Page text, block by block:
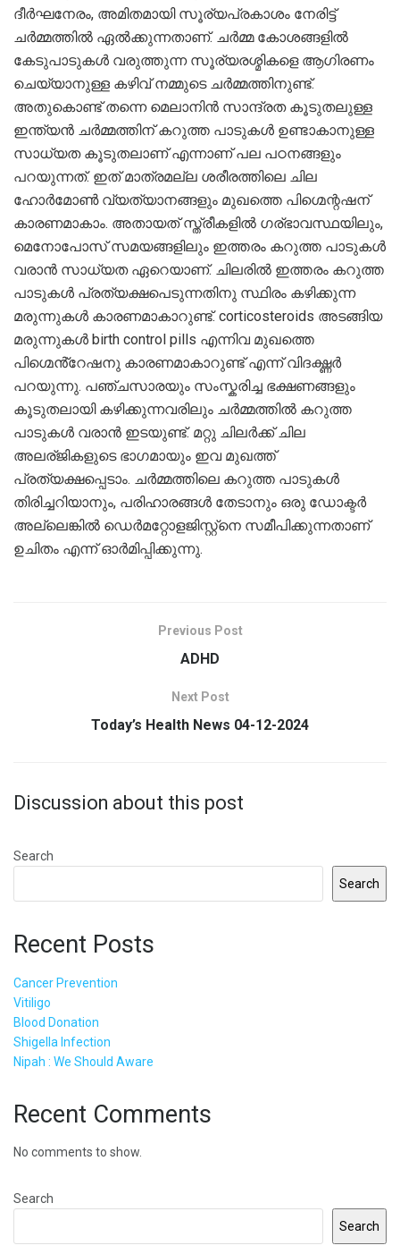
ദീർഘനേരം, അമിതമായി സൂര്യപ്രകാശം നേരിട്ട്
ചർമ്മത്തിൽ ഏൽക്കുന്നതാണ്. ചർമ്മ കോശങ്ങളിൽ
കേടുപാടുകൾ വരുത്തുന്ന സൂര്യരശ്മികളെ ആഗിരണം
ചെയ്യാനുള്ള കഴിവ് നമ്മുടെ ചർമ്മത്തിനുണ്ട്.
അതുകൊണ്ട് തന്നെ മെലാനിൻ സാന്ദ്രത കൂടുതലുള്ള
ഇന്ത്യൻ ചർമ്മത്തിന് കറുത്ത പാടുകൾ ഉണ്ടാകാനുള്ള
സാധ്യത കൂടുതലാണ് എന്നാണ് പല പഠനങ്ങളും
പറയുന്നത്. ഇത് മാത്രമല്ല ശരീരത്തിലെ ചില
ഹോർമോൺ വ്യത്യാനങ്ങളും മുഖത്തെ പിഗ്മെന്റഷന്
കാരണമാകാം. അതായത് സ്ത്രീകളിൽ ഗര്ഭാവസ്ഥയിലും,
മെനോപോസ് സമയങ്ങളിലും ഇത്തരം കറുത്ത പാടുകൾ
വരാൻ സാധ്യത ഏറെയാണ്. ചിലരിൽ ഇത്തരം കറുത്ത
പാടുകൾ പ്രത്യക്ഷപെടുന്നതിനു സ്ഥിരം കഴിക്കുന്ന
മരുന്നുകൾ കാരണമാകാറുണ്ട്. corticosteroids അടങ്ങിയ
മരുന്നുകൾ birth control pills എന്നിവ മുഖത്തെ
പിഗ്മെൻ്റേഷനു കാരണമാകാറുണ്ട് എന്ന് വിദഗ്ദ്ധർ
പറയുന്നു. പഞ്ചസാരയും സംസ്കരിച്ച ഭക്ഷണങ്ങളും
കൂടുതലായി കഴിക്കുന്നവരിലും ചർമ്മത്തിൽ കറുത്ത
പാടുകൾ വരാൻ ഇടയുണ്ട്. മറ്റു ചിലർക്ക് ചില
അലര്ജികളുടെ ഭാഗമായും ഇവ മുഖത്ത്
പ്രത്യക്ഷപ്പെടാം. ചർമ്മത്തിലെ കറുത്ത പാടുകൾ
തിരിച്ചറിയാനും, പരിഹാരങ്ങൾ തേടാനും ഒരു ഡോക്ടർ
അല്ലെങ്കിൽ ഡെർമറ്റോളജിസ്റ്റ്നെ സമീപിക്കുന്നതാണ്
ഉചിതം എന്ന് ഓർമിപ്പിക്കുന്നു.
Previous Post
ADHD
Next Post
Today’s Health News 04-12-2024
Discussion about this post
Search
Search
Recent Posts
Cancer Prevention
Vitiligo
Blood Donation
Shigella Infection
Nipah : We Should Aware
Recent Comments
No comments to show.
Search
Search